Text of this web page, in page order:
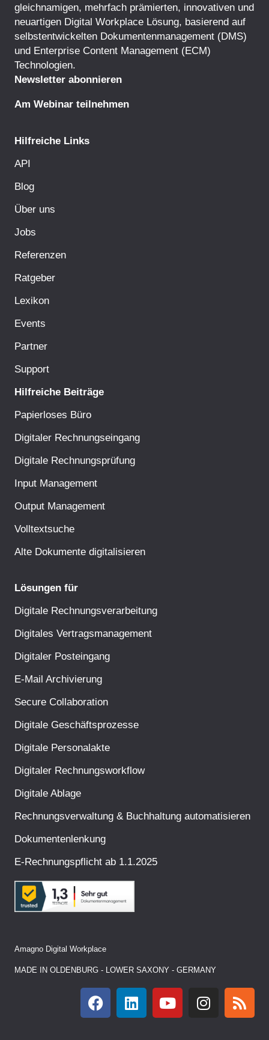
gleichnamigen, mehrfach prämierten, innovativen und
neuartigen Digital Workplace Lösung, basierend auf
selbstentwickelten Dokumentenmanagement (DMS)
und Enterprise Content Management (ECM)
Technologien.
Newsletter abonnieren
Am Webinar teilnehmen
Hilfreiche Links
API
Blog
Über uns
Jobs
Referenzen
Ratgeber
Lexikon
Events
Partner
Support
Hilfreiche Beiträge
Papierloses Büro
Digitaler Rechnungseingang
Digitale Rechnungsprüfung
Input Management
Output Management
Volltextsuche
Alte Dokumente digitalisieren
Lösungen für
Digitale Rechnungsverarbeitung
Digitales Vertragsmanagement
Digitaler Posteingang
E-Mail Archivierung
Secure Collaboration
Digitale Geschäftsprozesse
Digitale Personalakte
Digitaler Rechnungsworkflow
Digitale Ablage
Rechnungsverwaltung & Buchhaltung automatisieren
Dokumentenlenkung
E-Rechnungspflicht ab 1.1.2025
Amagno Digital Workplace
MADE IN OLDENBURG - LOWER SAXONY - GERMANY